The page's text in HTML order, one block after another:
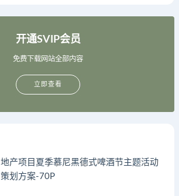
开通SVIP会员
免费下载网站全部内容
立即查看
地产项目夏季慕尼黑德式啤酒节主题活动
策划方案-70P